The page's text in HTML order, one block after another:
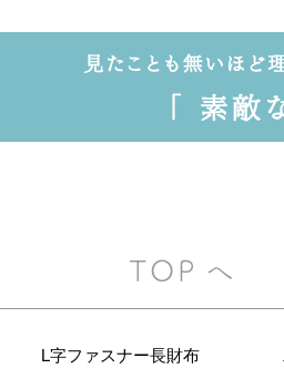
L字ファスナー長財布